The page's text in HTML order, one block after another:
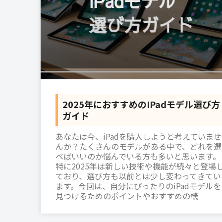
2025年におすすめのiPadモデル選び方
ガイド
あなたは今、iPadを購入しようと考えていませ
んか？たくさんのモデルがある中で、どれを選
べばいいのか悩んでいる方も多いと思います。
特に2025年は新しい技術や機能が続々と登場
ており、選び方も以前とは少し変わってきてい
ます。今回は、自分にぴったりのiPadモデルを
見つけるためのポイントやおすすめの機